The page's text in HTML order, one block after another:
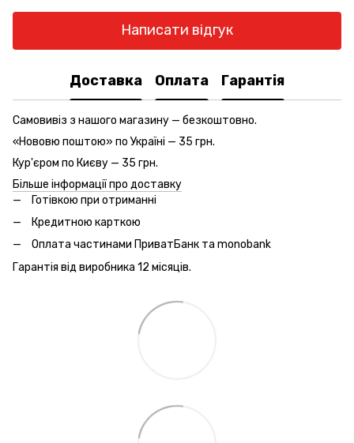
Написати відгук
Доставка Оплата Гарантія
Самовивіз з нашого магазину — безкоштовно.
«Нововю поштою» по Україні — 35 грн.
Кур'єром по Києву — 35 грн.
Більше інформації про доставку
Готівкою при отриманні
Кредитною карткою
Оплата частинами ПриватБанк та monobank
Гарантія від виробника 12 місяців.